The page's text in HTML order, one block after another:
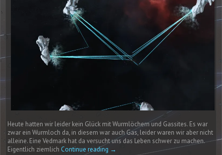
Heute hatten wir leider kein Glück mit Wurmlöchern und Gassites. Es war
zwar ein Wurmloch da, in diesem war auch Gas, leider waren wir aber nicht
alleine. Eine Vedmark hat da versucht uns das Leben schwer zu machen.
Eigentlich ziemlich Continue reading →